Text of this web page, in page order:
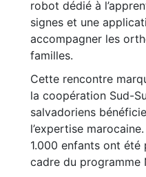
robot dédié à
signes et une
accompagner les
familles.
Cette rencontre
la coopération Sud-
salvadoriens
l’expertise
1.000 enfants ont été
cadre du programme